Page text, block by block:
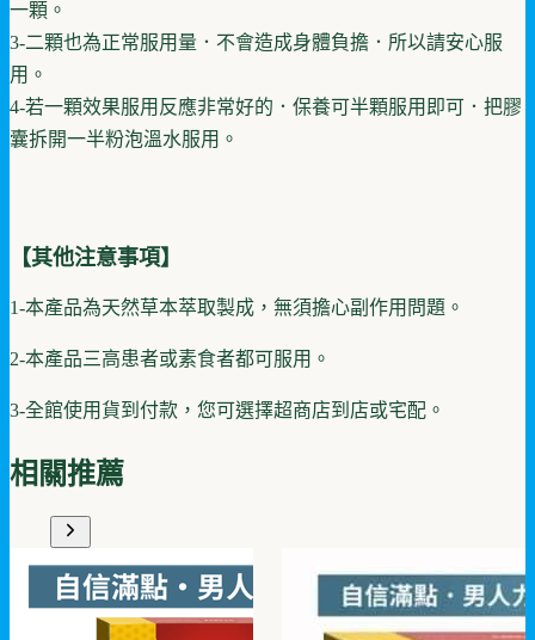
一顆。
3-二顆也為正常服用量．不會造成身體負擔．所以請安心服
用。
4-若一顆效果服用反應非常好的．保養可半顆服用即可．把膠
囊拆開一半粉泡溫水服用。
【其他注意事項】
1-本產品為天然草本萃取製成，無須擔心副作用問題。
2-本產品三高患者或素食者都可服用。
3-全館使用貨到付款，您可選擇超商店到店或宅配。
相關推薦